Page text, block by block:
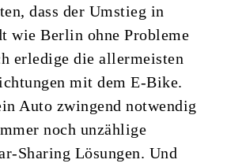
dass der Umstieg in
wie Berlin ohne Probleme
erledige die allermeisten
mit dem E-Bike.
Auto zwingend notwendig
noch unzählige
Sharing Lösungen. Und